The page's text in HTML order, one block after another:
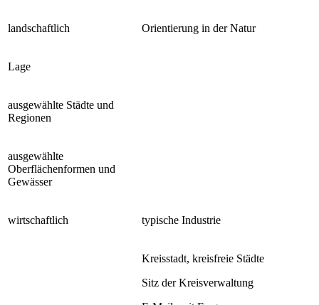
landschaftlich Orientierung in der Natur
Lage
ausgewählte Städte und
Regionen
ausgewählte
Oberflächenformen und
Gewässer
wirtschaftlich typische Industrie
Kreisstadt, kreisfreie Städte
Sitz der Kreisverwaltung